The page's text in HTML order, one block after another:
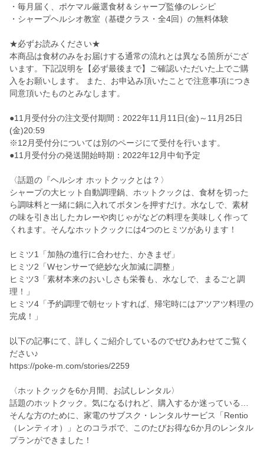
・毎月届く、ポケマル厳選食材＆シャープ監修のレシピ
・シャープヘルシオ教室（基礎クラス・全4回）の無料体験
★必ずお読みください★
本商品は食材のみをお届けする通常の流れとは異なる箇所がござ
います。下記説明を【必ず最後まで】ご確認いただいた上でご購
入をお願いします。 また、お申込み頂いたことで注意事項につき
同意頂いたものとみなします。
●11月受付分の注文受付期間：2022年11月11日(金)～11月25日
(金)20:59
※12月受付分については別のページにて受付を行います。
●11月受付分の発送開始時期：2022年12月中旬予定
〈話題の『ヘルシオ ホットクックとは？〉
シャープの大ヒット自動調理鍋、ホットクックは、食材を切った
ら調味料と一緒に鍋に入れてボタンを押すだけ。水なしで、素材
の味を引き出したカレーや肉じゃがなどの料理を美味しく作って
くれます。そんなホットクックには4つのヒミツがあります！
ヒミツ1「加熱の進行に合わせた、かきまぜ」
ヒミツ2「Wセンサーで絶妙な火加減に調整」
ヒミツ3「素材本来のおいしさも栄養も、水なしで、まるごと調
理！」
ヒミツ4「予約調理で朝セットすれば、帰宅時にはアツアツ料理の
完成！」
以下の記事にて、詳しくご紹介しているのでぜひあわせてご覧く
ださい♪
https://poke-m.com/stories/2259
〈ホットクックを6か月間、お試しレンタル〉
話題のホットクック。気になるけれど、購入するか迷っている…
そんな方のために、家電のサブスク・レンタルサービス「Rentio
（レンティオ）」とのコラボで、このたびお得な6か月のレンタル
プランができました！